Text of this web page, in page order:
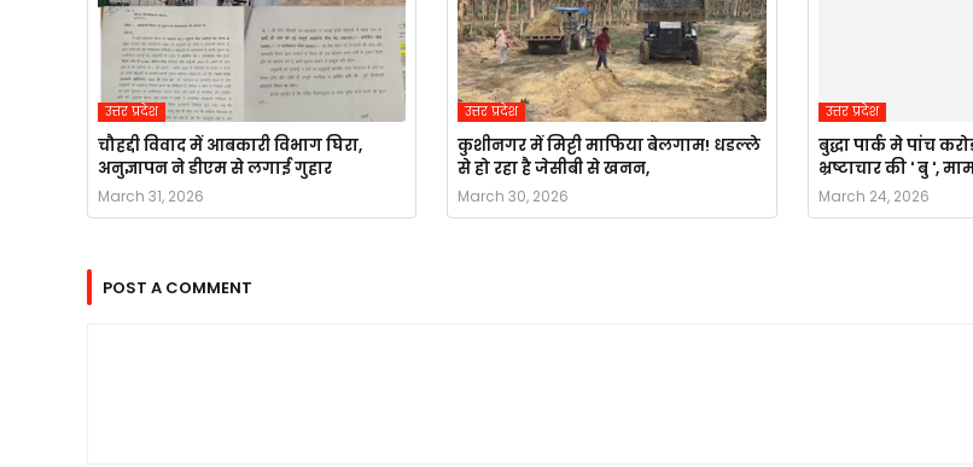
उत्तर प्रदेश
चौहद्दी विवाद में आबकारी विभाग घिरा,
अनुज्ञापन ने डीएम से लगाई गुहार
March 31, 2026
उत्तर प्रदेश
कुशीनगर में मिट्टी माफिया बेलगाम! धडल्ले
से हो रहा है जेसीबी से खनन,
March 30, 2026
उत्तर प्रदेश
बुद्धा पार्क मे पांच
भ्रष्टाचार की ' बु ',
March 24, 2026
POST A COMMENT